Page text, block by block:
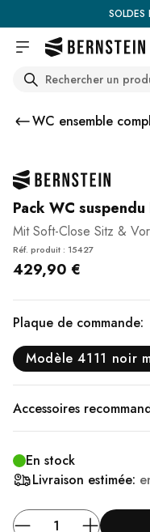
Search
WC ensemble
Pack WC
Mit Soft-Close Sitz &
Réf. produit : 15427
429,90 €
Plaque de commande:
Modèle 4111 noir
Accessoires
En stock
Livraison estimée: